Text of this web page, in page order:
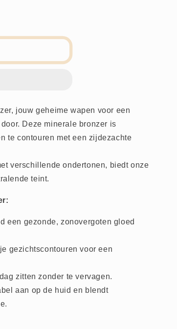
jouw geheime wapen voor een
Deze minerale bronzer is
te contouren met een zijdezachte
verschillende ondertonen, biedt onze
teint.
een gezonde, zonovergoten gloed
gezichtscontouren voor een
zitten zonder te vervagen.
aan op de huid en blendt